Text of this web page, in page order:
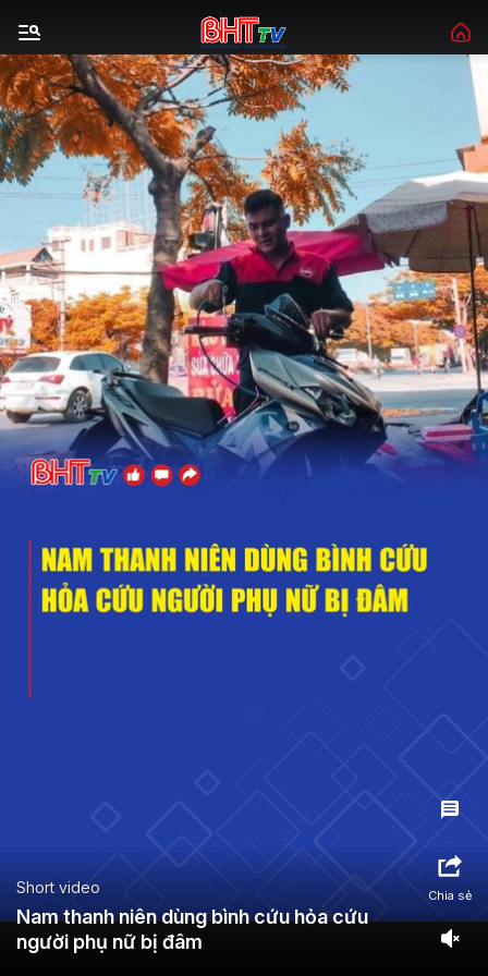
Short video
Nam thanh niên dùng bình cứu hỏa cứu
người phụ nữ bị đâm
Chia sẻ
Gửi bình luận
Hủy Gửi